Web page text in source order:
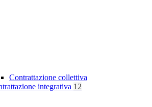
Contrattazione collettiva
integrativa 12